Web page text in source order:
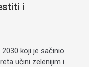
i
koji je sačinio
učini zelenijim i